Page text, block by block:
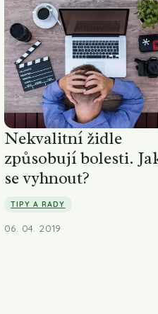
Nekvalitní židle
způsobují bolesti.
se vyhnout?
TIPY A RADY
06. 04. 2019